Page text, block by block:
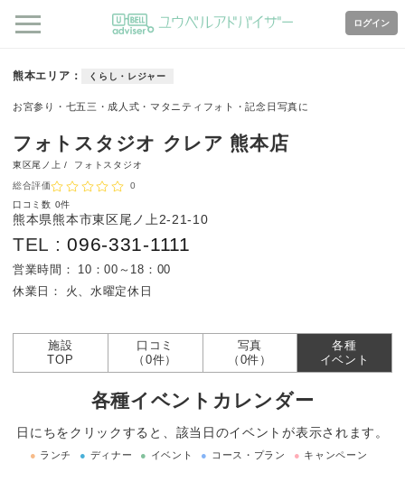
ログイン
熊本エリア くらし・レジャー
お宮参り・七五三・成人式・マタニティフォト・記念日写真に
フォトスタジオ クレア 熊本店
東区尾ノ上 / フォトスタジオ
総合評価
0
口コミ数 0件
熊本県熊本市東区尾ノ上2-21-10
TEL :096-331-1111
営業時間：
10：00～18：00
休業日：
火、水曜定休日
施設
TOP
口コミ
（0件）
写真
（0件）
各種
イベント
各種イベントカレンダー
日にちをクリックすると、該当日のイベントが表示されます。
● ランチ ● ディナー ● イベント ● コース・プラン ● キャンペーン